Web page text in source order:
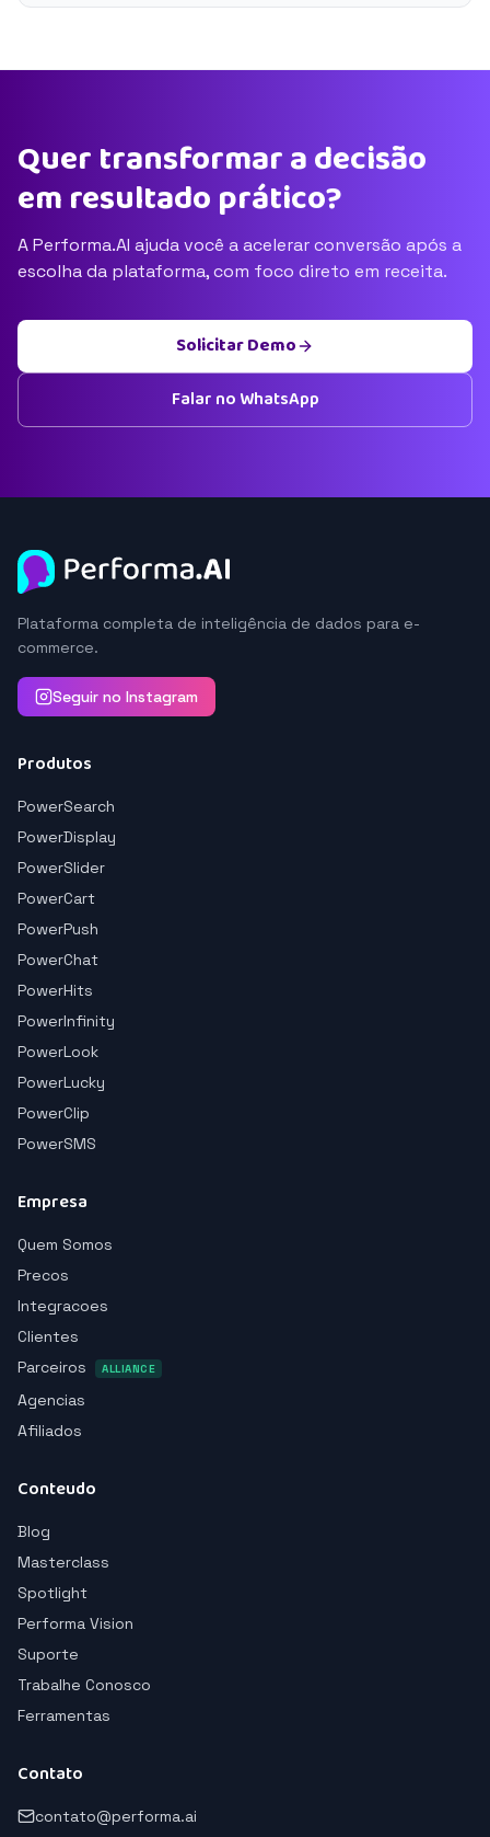
Quer transformar a decisão
em resultado prático?
A Performa.AI ajuda você a acelerar conversão após a
escolha da plataforma, com foco direto em receita.
Solicitar Demo
Falar no WhatsApp
Plataforma completa de inteligência de dados para e-
commerce.
Seguir no Instagram
Produtos
PowerSearch
PowerDisplay
PowerSlider
PowerCart
PowerPush
PowerChat
PowerHits
PowerInfinity
PowerLook
PowerLucky
PowerClip
PowerSMS
Empresa
Quem Somos
Precos
Integracoes
Clientes
Parceiros
ALLIANCE
Agencias
Afiliados
Conteudo
Blog
Masterclass
Spotlight
Performa Vision
Suporte
Trabalhe Conosco
Ferramentas
Contato
contato@performa.ai